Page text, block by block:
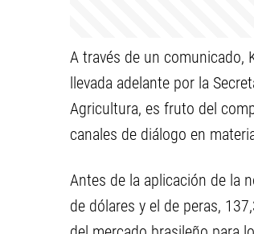
A través de un comunicado,
llevada adelante por la
Agricultura, es fruto del
canales de diálogo en
Antes de la aplicación de la
de dólares y el de peras,